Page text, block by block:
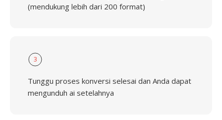
(mendukung lebih dari 200 format)
3
Tunggu proses konversi selesai dan Anda dapat
mengunduh ai setelahnya